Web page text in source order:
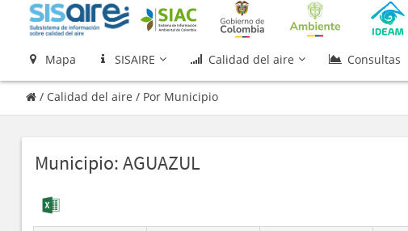
Mapa SISAIRE Calidad del aire Consultas
/ Calidad del aire / Por Municipio
Municipio: AGUAZUL